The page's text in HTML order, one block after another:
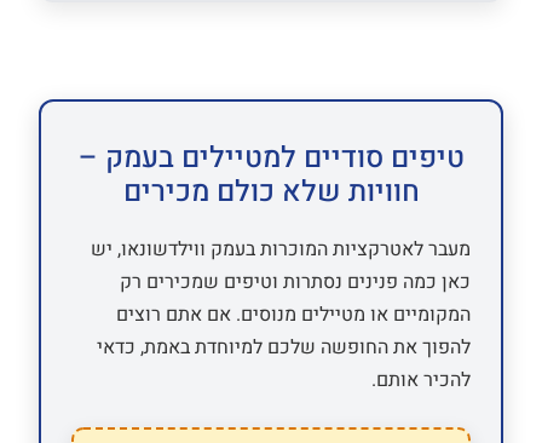
טיפים סודיים למטיילים בעמק –
חוויות שלא כולם מכירים
מעבר לאטרקציות המוכרות בעמק ווילדשונאו, יש
כאן כמה פנינים נסתרות וטיפים שמכירים רק
המקומיים או מטיילים מנוסים. אם אתם רוצים
להפוך את החופשה שלכם למיוחדת באמת, כדאי
להכיר אותם.